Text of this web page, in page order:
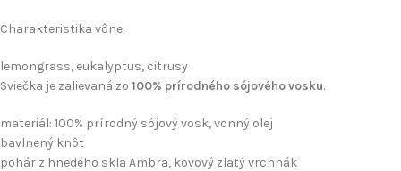
Charakteristika vône:
lemongrass, eukalyptus, citrusy
Sviečka je zalievaná zo 100% prírodného sójového vosku.
materiál: 100% prírodný sójový vosk, vonný olej
bavlnený knôt
pohár z hnedého skla Ambra, kovový zlatý vrchnák